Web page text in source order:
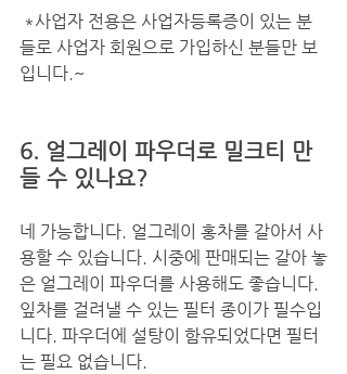
들로 사업자 회원으로 가입하신 분들만 보
입니다.~
6. 얼그레이 파우더로 밀크티 만
들 수 있나요?
네 가능합니다. 얼그레이 홍차를 갈아서 사
용할 수 있습니다. 시중에 판매되는 갈아 놓
은 얼그레이 파우더를 사용해도 좋습니다.
잎차를 걸려낼 수 있는 필터 종이가 필수입
니다. 파우더에 설탕이 함유되었다면 필터
는 필요 없습니다.